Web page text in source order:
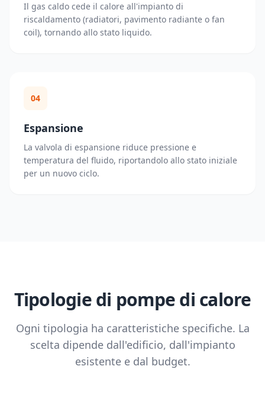
Il gas caldo cede il calore all'impianto di
riscaldamento (radiatori, pavimento radiante o fan
coil), tornando allo stato liquido.
04
Espansione
La valvola di espansione riduce pressione e
temperatura del fluido, riportandolo allo stato iniziale
per un nuovo ciclo.
Tipologie di pompe di calore
Ogni tipologia ha caratteristiche specifiche. La
scelta dipende dall'edificio, dall'impianto
esistente e dal budget.